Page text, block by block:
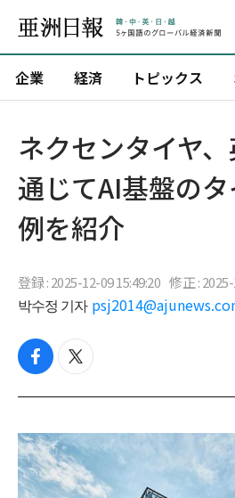
企業 経済 トピックス
ネクセンタイヤ
通じてAI基盤の
例を紹介
登録 : 2025-12-09 15:49:20 修正 :
박수정 기자
f
c
b
o
o
k
t
i
t
e
r